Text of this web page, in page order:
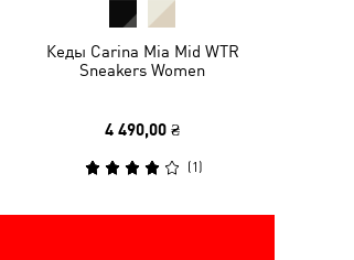
Кеды Carina Mia Mid WTR
Sneakers Women
4 490,00 ₴
(1 )